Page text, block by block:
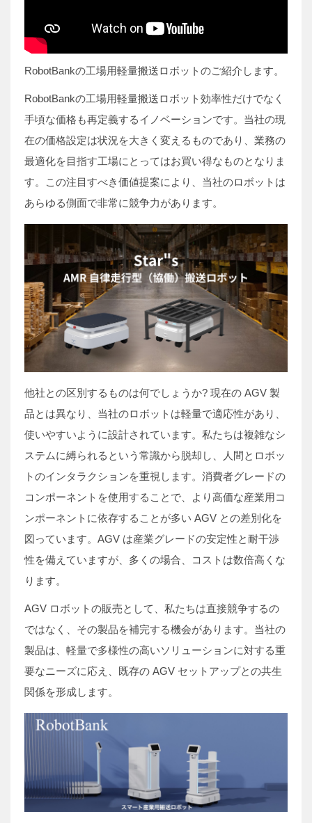
RobotBankの工場用軽量搬送ロボットのご紹介します。
RobotBankの工場用軽量搬送ロボット効率性だけでなく
手頃な価格も再定義するイノベーションです。当社の現
在の価格設定は状況を大きく変えるものであり、業務の
最適化を目指す工場にとってはお買い得なものとなりま
す。この注目すべき価値提案により、当社のロボットは
あらゆる側面で非常に競争力があります。
他社との区別するものは何でしょうか? 現在の AGV 製
品とは異なり、当社のロボットは軽量で適応性があり、
使いやすいように設計されています。私たちは複雑なシ
ステムに縛られるという常識から脱却し、人間とロボッ
トのインタラクションを重視します。消費者グレードの
コンポーネントを使用することで、より高価な産業用コ
ンポーネントに依存することが多い AGV との差別化を
図っています。AGV は産業グレードの安定性と耐干渉
性を備えていますが、多くの場合、コストは数倍高くな
ります。
AGV ロボットの販売として、私たちは直接競争するの
ではなく、その製品を補完する機会があります。当社の
製品は、軽量で多様性の高いソリューションに対する重
要なニーズに応え、既存の AGV セットアップとの共生
関係を形成します。